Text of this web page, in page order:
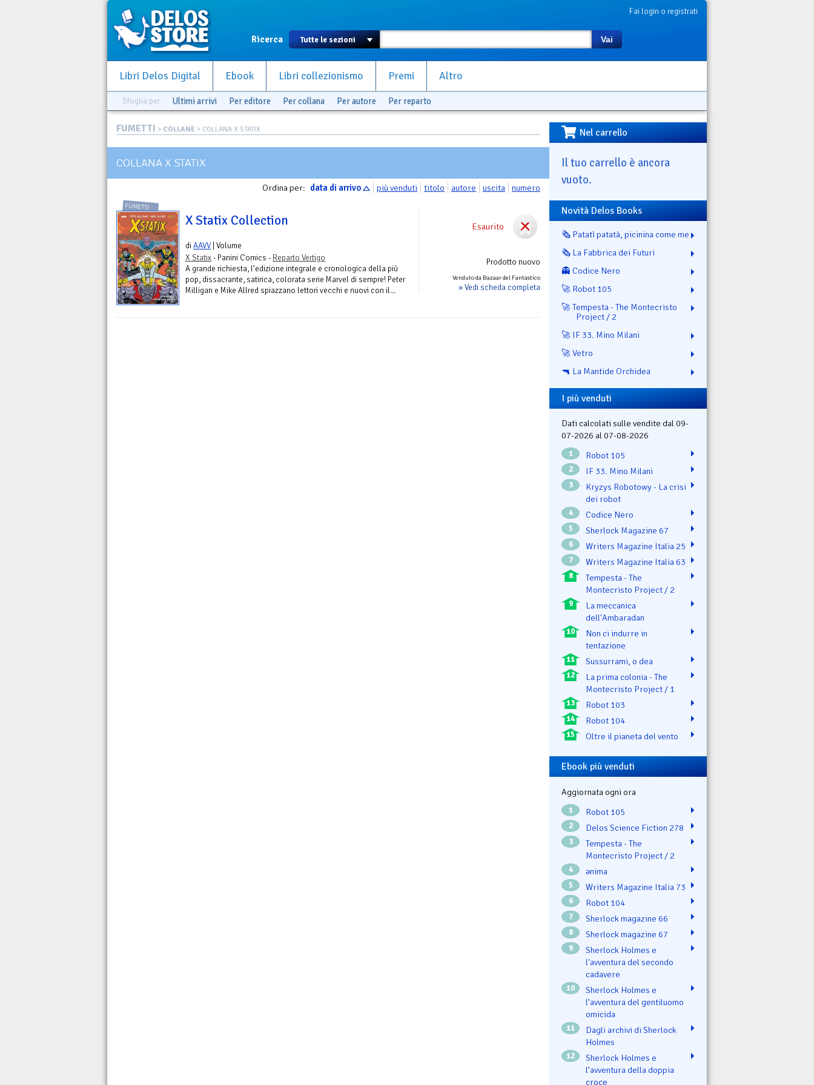
Fai login o registrati
Ricerca Vai
Libri Delos Digital Ebook Libri collezionismo Premi Altro
Sfoglia per Ultimi arrivi Per editore Per collana Per autore Per reparto
FUMETTI > COLLANE > COLLANA X STATIX
COLLANA X STATIX
Ordina per: data di arrivo più venduti titolo autore uscita numero
Esaurito
Prodotto nuovo
Venduto da Bazaar del Fantastico
» Vedi scheda completa
FUMETTI
X Statix Collection
diAAVV | Volume
X Statix- Panini Comics - Reparto Vertigo
A grande richiesta, l’edizione integrale e cronologica della più
pop, dissacrante, satirica, colorata serie Marvel di sempre! Peter
Milligan e Mike Allred spiazzano lettori vecchi e nuovi con il...
Nel carrello
Il tuo carrello è ancora
vuoto.
Novità Delos Books
🗞️ Patatì patatà, picinina come me
🗞️ La Fabbrica dei Futuri
👻 Codice Nero
🚀 Robot 105
🚀 Tempesta - The Montecristo
Project / 2
🚀 IF 33. Mino Milani
🚀 Vetro
🔫 La Mantide Orchidea
I più venduti
Dati calcolati sulle vendite dal 09-
07-2026 al 07-08-2026
1 Robot 105
2 IF 33. Mino Milani
3
Kryzys Robotowy - La crisi
dei robot
4 Codice Nero
5 Sherlock Magazine 67
6 Writers Magazine Italia 25
7 Writers Magazine Italia 63
8
Tempesta - The
Montecristo Project / 2
9
La meccanica
dell'Ambaradan
10
Non ci indurre in
tentazione
11 Sussurrami, o dea
12
La prima colonia - The
Montecristo Project / 1
13 Robot 103
14 Robot 104
15 Oltre il pianeta del vento
Ebook più venduti
Aggiornata ogni ora
1 Robot 105
2 Delos Science Fiction 278
3
Tempesta - The
Montecristo Project / 2
4 ənima
5 Writers Magazine Italia 73
6 Robot 104
7 Sherlock magazine 66
8 Sherlock magazine 67
9
Sherlock Holmes e
l'avventura del secondo
cadavere
10
Sherlock Holmes e
l’avventura del gentiluomo
omicida
11
Dagli archivi di Sherlock
Holmes
12
Sherlock Holmes e
l’avventura della doppia
croce